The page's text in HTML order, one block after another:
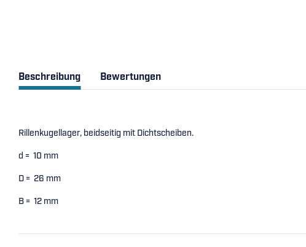
Beschreibung Bewertungen
Rillenkugellager, beidseitig mit Dichtscheiben.
d = 10 mm
D = 26 mm
B = 12 mm